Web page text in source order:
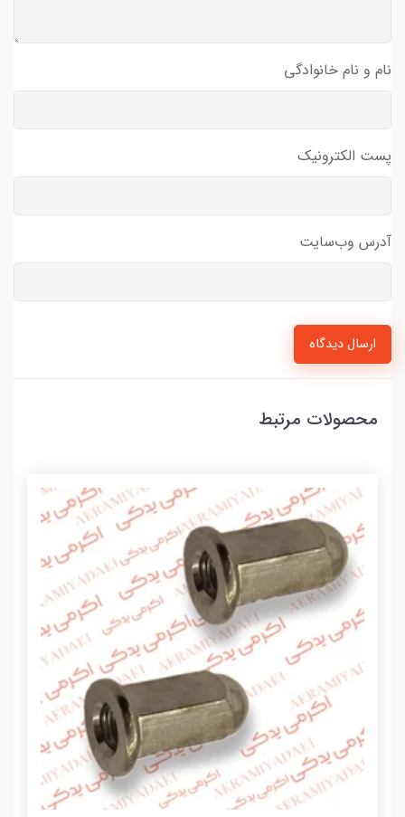
نام و نام خانوادگی
پست الکترونیک
آدرس وب‌سایت
ارسال دیدگاه
محصولات مرتبط